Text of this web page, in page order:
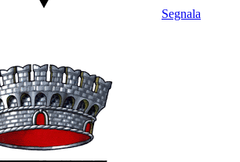
Segnala